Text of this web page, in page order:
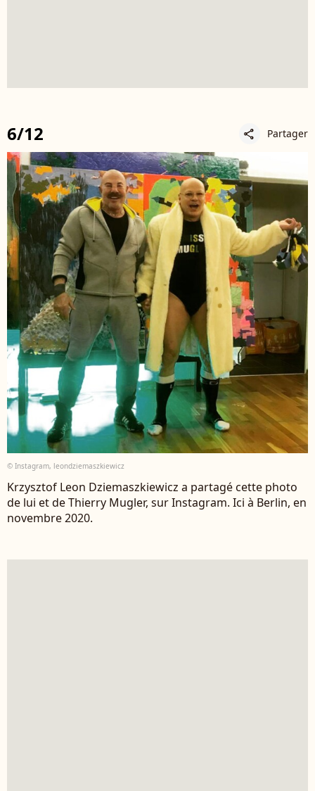
6/12 share Partager
© Instagram, leondziemaszkiewicz
Krzysztof Leon Dziemaszkiewicz a partagé cette photo
de lui et de Thierry Mugler, sur Instagram. Ici à Berlin, en
novembre 2020.